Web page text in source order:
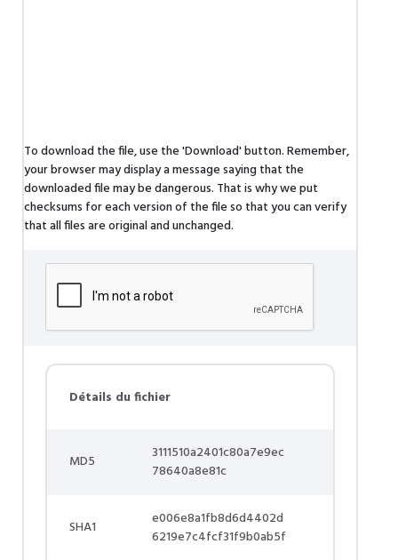
To download the file, use the 'Download' button. Remember,
your browser may display a message saying that the
downloaded file may be dangerous. That is why we put
checksums for each version of the file so that you can verify
that all files are original and unchanged.
Détails du fichier
MD5
3111510a2401c80a7e9ec
78640a8e81c
SHA1
e006e8a1fb8d6d4402d
6219e7c4fcf31f9b0ab5f